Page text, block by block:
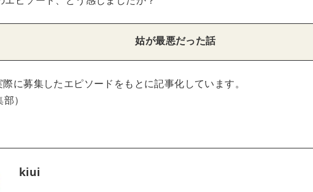
姑が最悪だった話
に募集したエピソードをもとに記事化しています。
）
kiui